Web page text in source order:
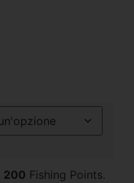
200 Fishing Points.